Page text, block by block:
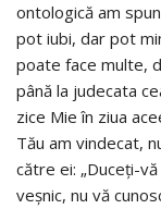
ontologică am
pot iubi, dar pot
poate face multe,
până la judecata
zice Mie în ziua
Tău am vindecat,
către ei: „Duceţi-
veşnic, nu vă